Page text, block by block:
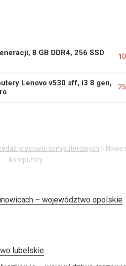
8 GB DDR4, 256 SSD
Lenovo v530 sff, i3 8 gen,
pracowni komputerowych » Nowy
komputery
– województwo opolskie
lubelskie